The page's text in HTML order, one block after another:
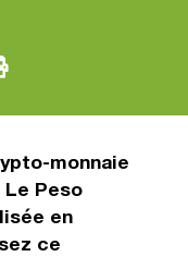
monnaie
Peso
en
ce